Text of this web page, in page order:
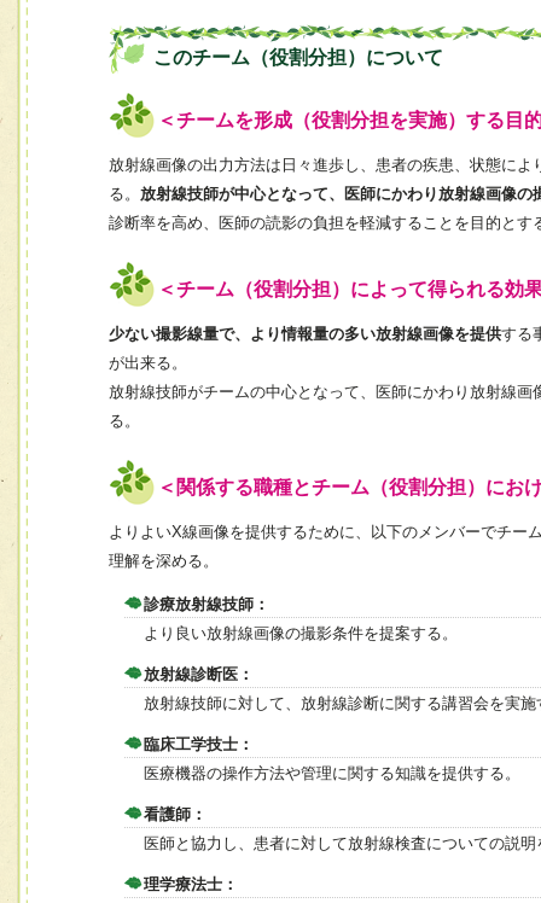
このチーム（役割分担）について
＜チームを形成（役割分担を実施）する目
放射線画像の出力方法は日々進歩し、患者の疾患、状態に
る。 放射線技師が中心となって、医師にかわり放射線画像の
診断率を高め、医師の読影の負担を軽減することを目的とす
＜チーム（役割分担）によって得られる効
少ない撮影線量で、より情報量の多い放射線画像を提供する
が出来る。
放射線技師がチームの中心となって、医師にかわり放射線
る。
＜関係する職種とチーム（役割分担）にお
よりよいX線画像を提供するために、以下のメンバーでチ
理解を深める。
診療放射線技師：
より良い放射線画像の撮影条件を提案する。
放射線診断医：
放射線技師に対して、放射線診断に関する講習会を実施
臨床工学技士：
医療機器の操作方法や管理に関する知識を提供する。
看護師：
医師と協力し、患者に対して放射線検査についての説明
理学療法士：